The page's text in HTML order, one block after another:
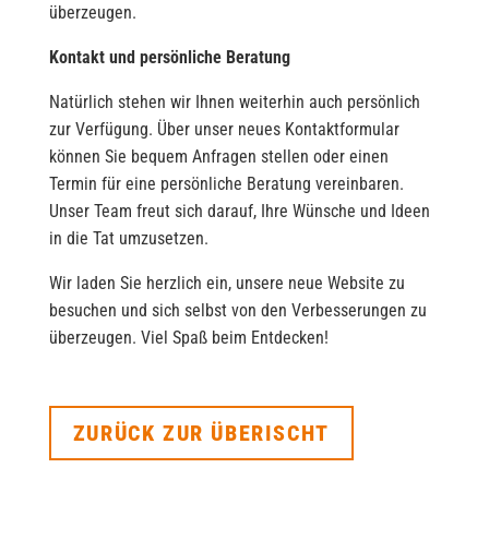
überzeugen.
Kontakt und persönliche Beratung
Natürlich stehen wir Ihnen weiterhin auch persönlich
zur Verfügung. Über unser neues Kontaktformular
können Sie bequem Anfragen stellen oder einen
Termin für eine persönliche Beratung vereinbaren.
Unser Team freut sich darauf, Ihre Wünsche und Ideen
in die Tat umzusetzen.
Wir laden Sie herzlich ein, unsere neue Website zu
besuchen und sich selbst von den Verbesserungen zu
überzeugen. Viel Spaß beim Entdecken!
ZURÜCK ZUR ÜBERISCHT